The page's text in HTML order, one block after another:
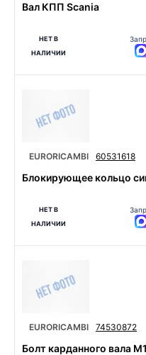
Вал КПП Scania
НЕТ В
НАЛИЧИИ
EURORICAMBI 60531618
Блокирующее кольцо
НЕТ В
НАЛИЧИИ
EURORICAMBI 74530872
Болт карданного вала